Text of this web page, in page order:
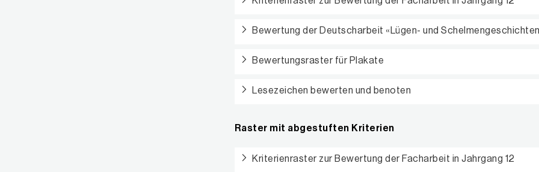
Bewertung der Deutscharbeit «Lügen- und
Bewertungsraster für Plakate
Lesezeichen bewerten und benoten
Raster mit abgestuften Kriterien
Kriterienraster zur Bewertung der Facharbeit in Jahrgang 12